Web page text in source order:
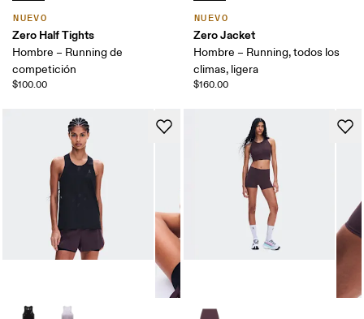
NUEVO
Zero Half Tights
Hombre – Running de
competición
$100.00
NUEVO
Zero Jacket
Hombre – Running, todos los
climas, ligera
$160.00